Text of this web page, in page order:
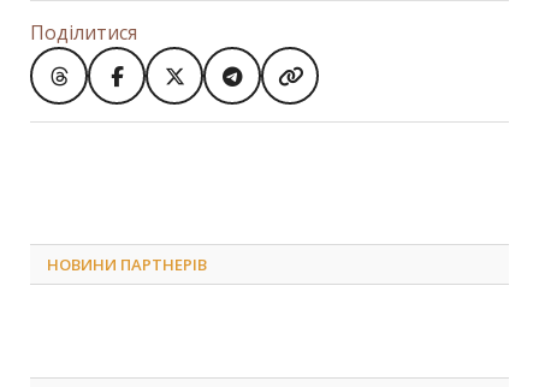
Поділитися
НОВИНИ ПАРТНЕРІВ